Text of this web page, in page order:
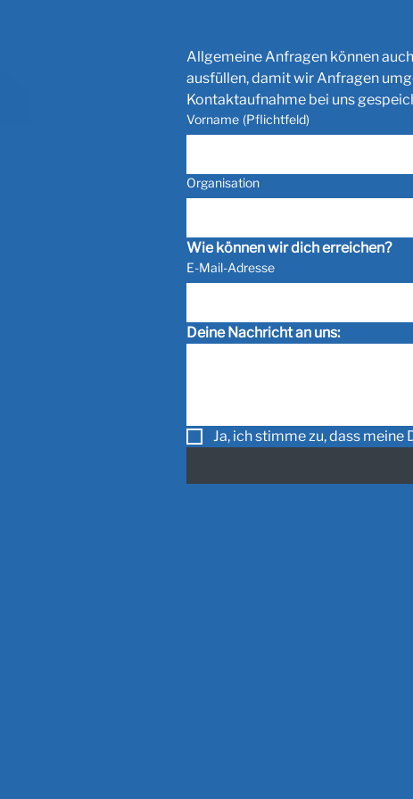
Allgemeine Anfragen können
ausfüllen, damit wir Anfragen
Kontaktaufnahme bei uns
Vorname (Pflichtfeld)
Organisation
Wie können wir dich erreichen?
E-Mail-Adresse
Deine Nachricht an uns:
Ja, ich stimme zu, dass